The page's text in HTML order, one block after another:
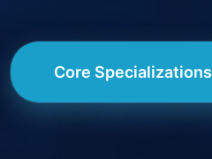
Core Specializations